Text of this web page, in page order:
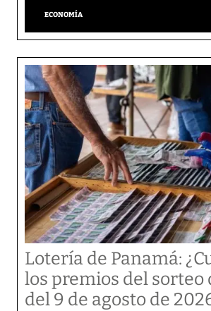
ECONOMÍA
Lotería de Panamá:
los premios del
del 9 de agosto de